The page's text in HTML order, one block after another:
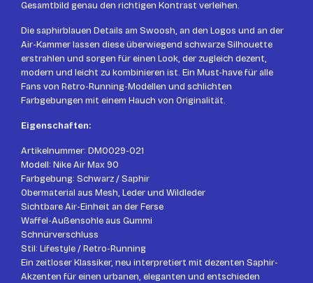
Gesamtbild genau den richtigen Kontrast verleihen.
Die saphirblauen Details am Swoosh, an den Logos und an der
Air-Kammer lassen diese überwiegend schwarze Silhouette
erstrahlen und sorgen für einen Look, der zugleich dezent,
modern und leicht zu kombinieren ist. Ein Must-have für alle
Fans von Retro-Running-Modellen und schlichten
Farbgebungen mit einem Hauch von Originalität.
Eigenschaften:
Artikelnummer: DM0029-021
Modell: Nike Air Max 90
Farbgebung: Schwarz / Saphir
Obermaterial aus Mesh, Leder und Wildleder
Sichtbare Air-Einheit an der Ferse
Waffel-Außensohle aus Gummi
Schnürverschluss
Stil: Lifestyle / Retro-Running
Ein zeitloser Klassiker, neu interpretiert mit dezenten Saphir-
Akzenten für einen urbanen, eleganten und entschieden